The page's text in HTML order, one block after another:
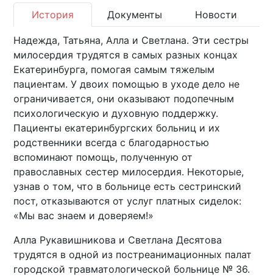
История Документы Новости
Надежда, Татьяна, Алла и Светлана. Эти сестры
милосердия трудятся в самых разных концах
Екатеринбурга, помогая самым тяжелым
пациентам. У двоих помощью в уходе дело не
ограничивается, они оказывают подопечным
психологическую и духовную поддержку.
Пациенты екатеринбургских больниц и их
родственники всегда с благодарностью
вспоминают помощь, полученную от
православных сестер милосердия. Некоторые,
узнав о том, что в больнице есть сестринский
пост, отказываются от услуг платных сиделок:
«Мы вас знаем и доверяем!»
Алла Рукавишникова и Светлана Десятова
трудятся в одной из постреанимационных палат
городской травматологической больнице № 36.